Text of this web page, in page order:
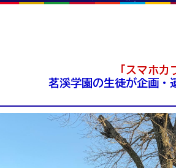
「スマホカ
茗溪学園の生徒が企画・